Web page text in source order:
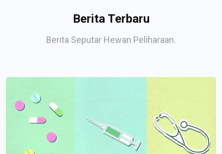
Berita Terbaru
Berita Seputar Hewan Peliharaan.